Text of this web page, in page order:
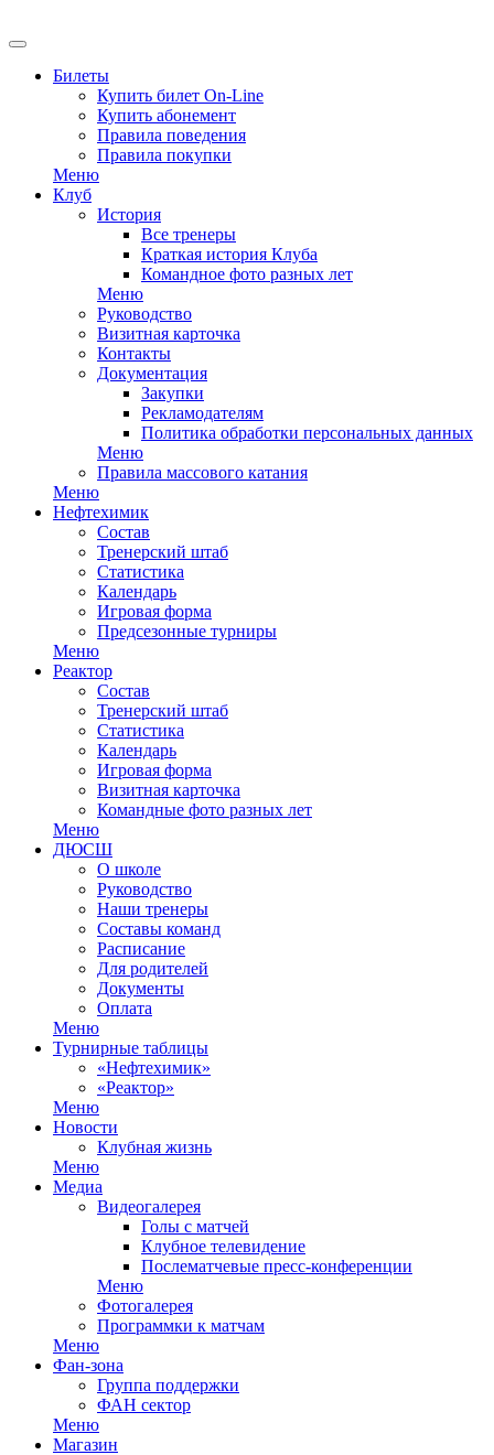
Билеты
Купить билет On-Line
Купить абонемент
Правила поведения
Правила покупки
Меню
Клуб
История
Все тренеры
Краткая история Клуба
Командное фото разных лет
Меню
Руководство
Визитная карточка
Контакты
Документация
Закупки
Рекламодателям
Политика обработки персональных данных
Меню
Правила массового катания
Меню
Нефтехимик
Состав
Тренерский штаб
Статистика
Календарь
Игровая форма
Предсезонные турниры
Меню
Реактор
Состав
Тренерский штаб
Статистика
Календарь
Игровая форма
Визитная карточка
Командные фото разных лет
Меню
ДЮСШ
О школе
Руководство
Наши тренеры
Составы команд
Расписание
Для родителей
Документы
Оплата
Меню
Турнирные таблицы
«Нефтехимик»
«Реактор»
Меню
Новости
Клубная жизнь
Меню
Медиа
Видеогалерея
Голы с матчей
Клубное телевидение
Послематчевые пресс-конференции
Меню
Фотогалерея
Программки к матчам
Меню
Фан-зона
Группа поддержки
ФАН сектор
Меню
Магазин